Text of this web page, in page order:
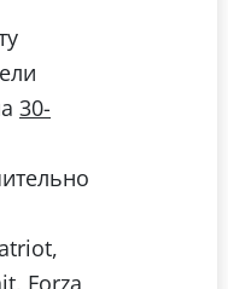
30-
Forza